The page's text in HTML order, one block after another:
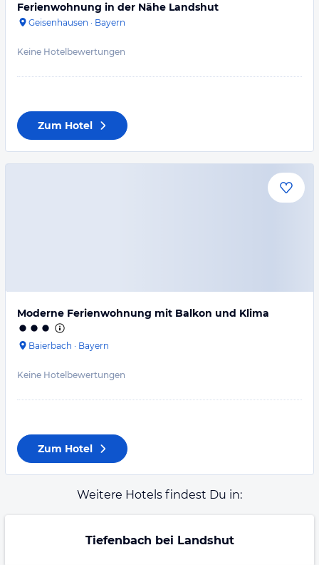
Ferienwohnung in der Nähe Landshut
Geisenhausen · Bayern
Keine Hotelbewertungen
Zum Hotel
Moderne Ferienwohnung mit Balkon und Klima
Baierbach · Bayern
Keine Hotelbewertungen
Zum Hotel
Weitere Hotels findest Du in:
Tiefenbach bei Landshut